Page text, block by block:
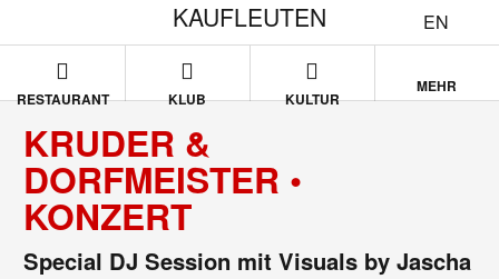
EN
KAUFLEUTEN
RESTAURANT KLUB KULTUR
MEHR
KRUDER &
DORFMEISTER •
KONZERT
Special DJ Session mit Visuals by Jascha